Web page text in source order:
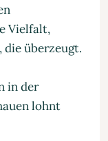
Vielfalt,
die überzeugt.
in der
lohnt